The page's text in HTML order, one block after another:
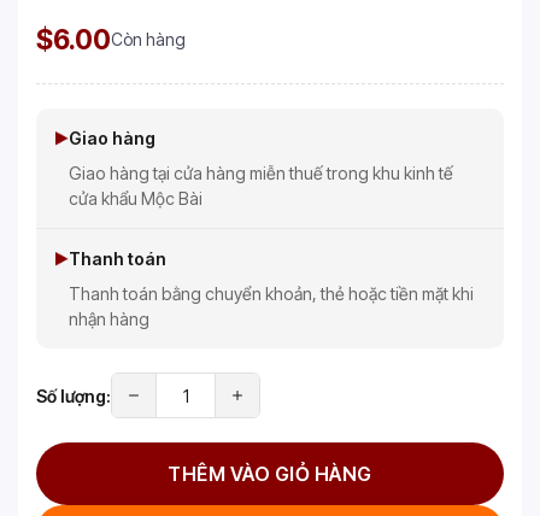
$6.00Còn hàng
Giao hàng
Giao hàng tại cửa hàng miễn thuế trong khu kinh tế
cửa khẩu Mộc Bài
Thanh toán
Thanh toán bằng chuyển khoản, thẻ hoặc tiền mặt khi
nhận hàng
Số lượng:
THÊM VÀO GIỎ HÀNG